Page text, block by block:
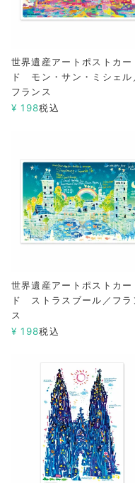
世界遺産アートポストカー
ド モン・サン・ミシェル
フランス
¥ 198税込
世界遺産アートポストカー
ド ストラスブール／フラ
ス
¥ 198税込